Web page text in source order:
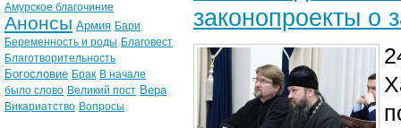
законопроекты о
Амурское благочиние
Анонсы Армия Бари
Беременность и роды Благовест
Благотворительность
Богословие Брак В начале
было слово Великий пост Вера
Викариатство Вопросы